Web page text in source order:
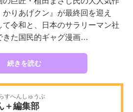
りあげクン』が最終回を迎え
令和と、日本のサラリーマン社
きた国民的ギャグ漫画…
続きを読む
すへんしゅうぶ
＋編集部